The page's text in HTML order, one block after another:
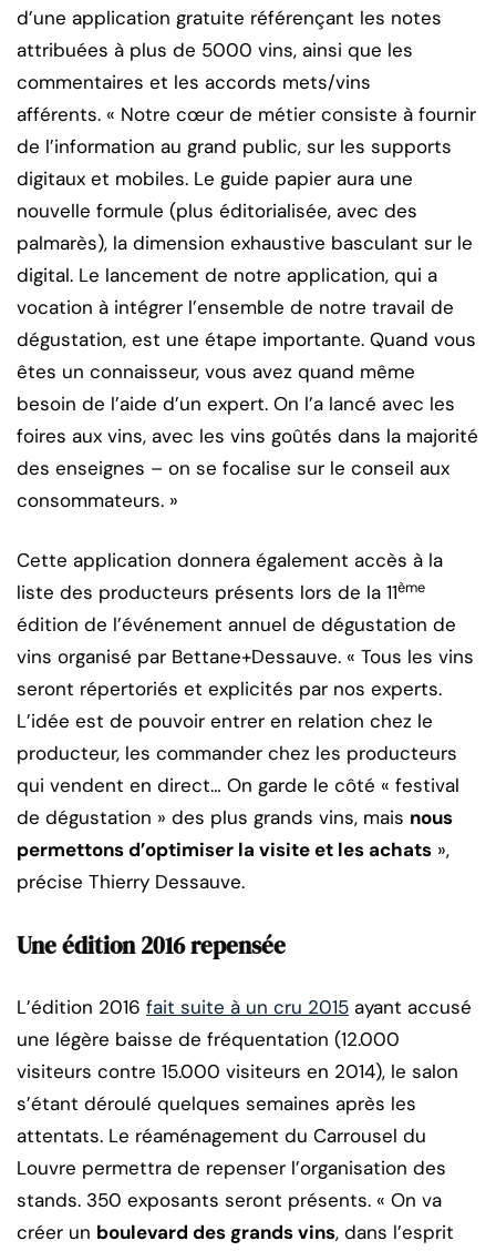
d’une application gratuite référençant les notes
attribuées à plus de 5000 vins, ainsi que les
commentaires et les accords mets/vins
afférents. « Notre cœur de métier consiste à fournir
de l’information au grand public, sur les supports
digitaux et mobiles. Le guide papier aura une
nouvelle formule (plus éditorialisée, avec des
palmarès), la dimension exhaustive basculant sur le
digital. Le lancement de notre application, qui a
vocation à intégrer l’ensemble de notre travail de
dégustation, est une étape importante. Quand vous
êtes un connaisseur, vous avez quand même
besoin de l’aide d’un expert. On l’a lancé avec les
foires aux vins, avec les vins goûtés dans la majorité
des enseignes – on se focalise sur le conseil aux
consommateurs. »
Cette application donnera également accès à la
liste des producteurs présents lors de la 11ème
édition de l’événement annuel de dégustation de
vins organisé par Bettane+Dessauve. « Tous les vins
seront répertoriés et explicités par nos experts.
L’idée est de pouvoir entrer en relation chez le
producteur, les commander chez les producteurs
qui vendent en direct… On garde le côté « festival
de dégustation » des plus grands vins, mais nous
permettons d’optimiser la visite et les achats »,
précise Thierry Dessauve.
Une édition 2016 repensée
L’édition 2016 fait suite à un cru 2015 ayant accusé
une légère baisse de fréquentation (12.000
visiteurs contre 15.000 visiteurs en 2014), le salon
s’étant déroulé quelques semaines après les
attentats. Le réaménagement du Carrousel du
Louvre permettra de repenser l’organisation des
stands. 350 exposants seront présents. « On va
créer un boulevard des grands vins, dans l’esprit